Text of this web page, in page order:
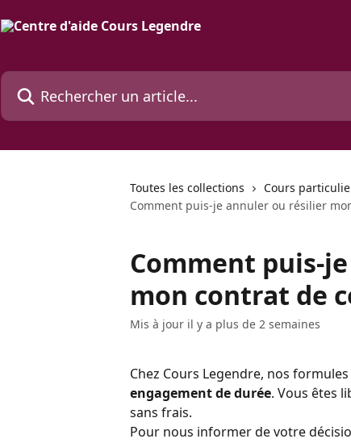
Rechercher un article...
Toutes les collections Cours
Comment puis-je annuler ou résilier
Comment puis-
mon contrat de
Mis à jour il y a plus de 2 semaines
Chez Cours Legendre, nos
engagement de durée. Vous êtes
sans frais.
Pour nous informer de votre